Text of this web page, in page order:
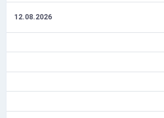
12.08.2026